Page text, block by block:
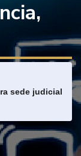
sede judicial